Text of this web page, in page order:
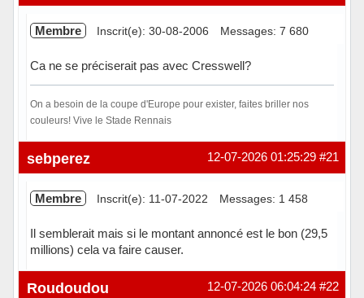
Membre Inscrit(e): 30-08-2006 Messages: 7 680
Ca ne se préciserait pas avec Cresswell?
On a besoin de la coupe d'Europe pour exister, faites briller nos
couleurs! Vive le Stade Rennais
Hors ligne #21
12-07-2026 01:25:29
sebperez
Membre Inscrit(e): 11-07-2022 Messages: 1 458
Il semblerait mais si le montant annoncé est le bon (29,5
millions) cela va faire causer.
Hors ligne #22
12-07-2026 06:04:24
Roudoudou